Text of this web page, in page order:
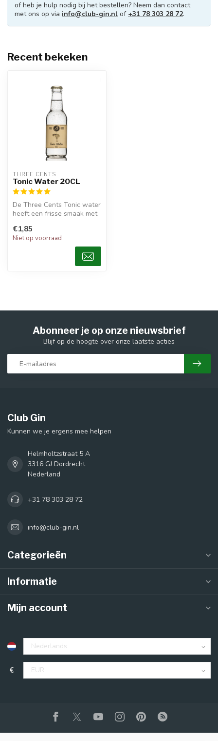
of heb je hulp nodig bij het bestellen? Neem dan contact
met ons op via info@club-gin.nl of +31 78 303 28 72.
Recent bekeken
THREE CENTS
Tonic Water 20CL
De Three Cents Tonic water
heeft een frisse smaak met
€1,85
Niet op voorraad
Abonneer je op onze nieuwsbrief
Blijf op de hoogte over onze laatste acties
Club Gin
Kunnen we je ergens mee helpen
Helmholtzstraat 5 A
3316 GJ Dordrecht
Nederland
+31 78 303 28 72
info@club-gin.nl
Categorieën
Informatie
Mijn account
€